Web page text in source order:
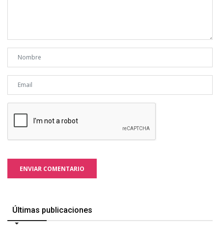
ENVIAR COMENTARIO
Últimas publicaciones